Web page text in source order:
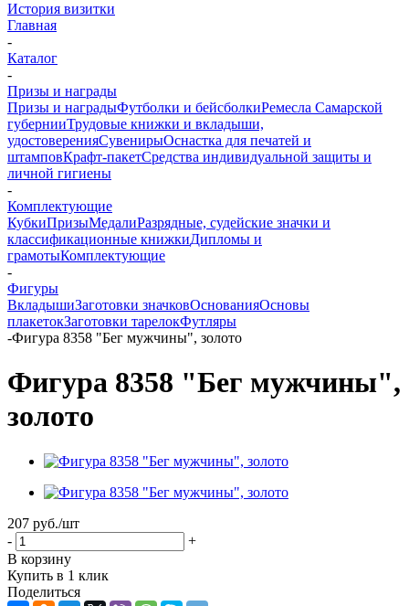
История визитки
Главная
-
Каталог
-
Призы и награды
Призы и наградыФутболки и бейсболкиРемесла Самарской
губернииТрудовые книжки и вкладыши,
удостоверенияСувенирыОснастка для печатей и
штамповКрафт-пакетСредства индивидуальной защиты и
личной гигиены
-
Комплектующие
КубкиПризыМедалиРазрядные, судейские значки и
классификационные книжкиДипломы и
грамотыКомплектующие
-
Фигуры
ВкладышиЗаготовки значковОснованияОсновы
плакетокЗаготовки тарелокФутляры
-Фигура 8358 "Бег мужчины", золото
Фигура 8358 "Бег мужчины",
золото
207 руб./шт
-
+
В корзину
Купить в 1 клик
Поделиться